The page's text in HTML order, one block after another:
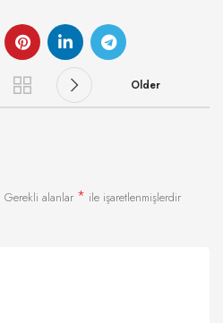
Older
Gerekli alanlar * ile işaretlenmişlerdir